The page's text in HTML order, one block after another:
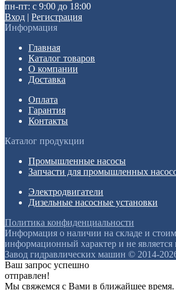
пн-пт: с 9:00 до 18:00
Вход | Регистрация
Информация
Главная
Каталог товаров
О компании
Доставка
Оплата
Гарантия
Контакты
Каталог продукции
Промышленные насосы
Запчасти для промышленных
Электродвигатели
Дизельные насосные установки
Политика конфиденциальности
Информация о наличии на складе и
информационный характер и не
Завод гидравлических машин © 2014-
Ваш запрос успешно
отправлен!
Мы свяжемся с Вами в ближайшее время.